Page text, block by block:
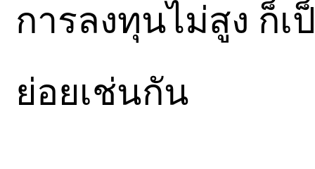
การลงทุนไม่สูง ก็
ย่อยเช่นกัน